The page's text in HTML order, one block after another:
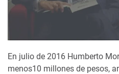
En julio de 2016 Humberto
menos10 millones de pesos,